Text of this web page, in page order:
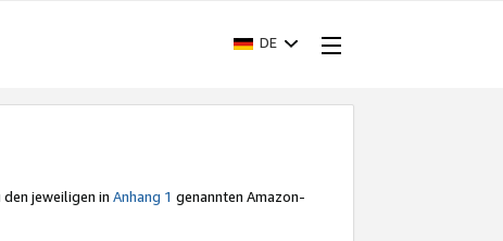
DE
jeweiligen in Anhang 1 genannten Amazon-